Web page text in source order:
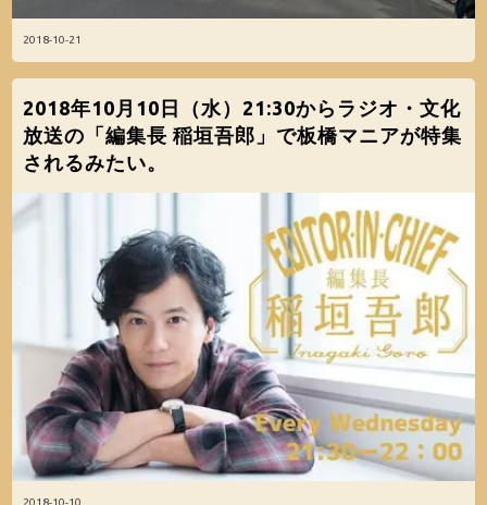
2018-10-21
2018年10月10日（水）21:30からラジオ・文化
放送の「編集長 稲垣吾郎」で板橋マニアが特集
されるみたい。